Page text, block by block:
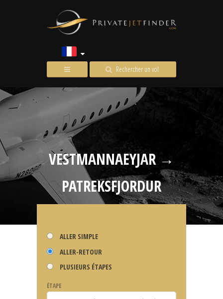
Rechercher un vol
VESTMANNAEYJAR →
PATREKSFJORDUR
ALLER SIMPLE
ALLER-RETOUR
PLUSIEURS ÉTAPES
ÉTAPE